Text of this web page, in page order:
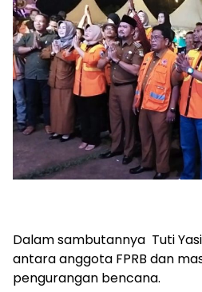
Dalam sambutannya Tuti
antara anggota FPRB dan
pengurangan bencana.